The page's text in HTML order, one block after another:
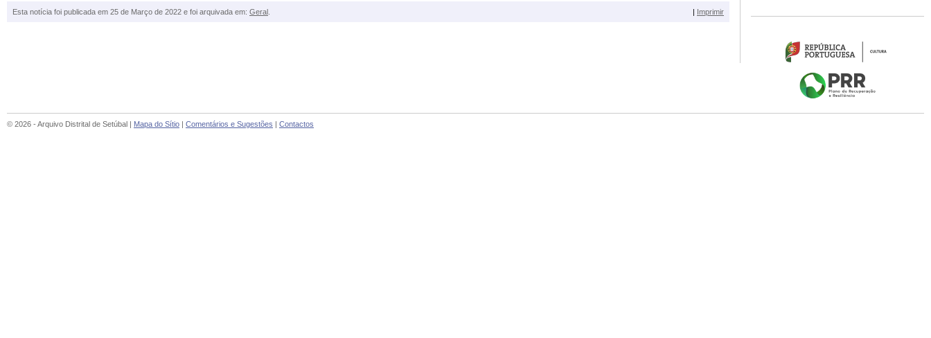
Esta notícia foi publicada em 25 de Março de 2022 e foi arquivada em: Geral | Imprimir
© 2026 - Arquivo Distrital de Setúbal | Mapa do Sítio Comentários e Sugestões Contactos